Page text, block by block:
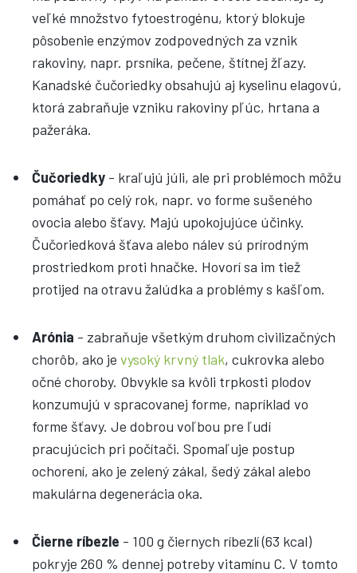
veľké množstvo fytoestrogénu, ktorý blokuje
pôsobenie enzýmov zodpovedných za vznik
rakoviny, napr. prsníka, pečene, štítnej žľazy.
Kanadské čučoriedky obsahujú aj kyselinu elagovú,
ktorá zabraňuje vzniku rakoviny pľúc, hrtana a
pažeráka.
Čučoriedky - kraľujú júli, ale pri problémoch môžu
pomáhať po celý rok, napr. vo forme sušeného
ovocia alebo šťavy. Majú upokojujúce účinky.
Čučoriedková šťava alebo nálev sú prírodným
prostriedkom proti hnačke. Hovorí sa im tiež
protijed na otravu žalúdka a problémy s kašľom.
Arónia - zabraňuje všetkým druhom civilizačných
chorôb, ako je vysoký krvný tlak, cukrovka alebo
očné choroby. Obvykle sa kvôli trpkosti plodov
konzumujú v spracovanej forme, napríklad vo
forme šťavy. Je dobrou voľbou pre ľudí
pracujúcich pri počítači. Spomaľuje postup
ochorení, ako je zelený zákal, šedý zákal alebo
makulárna degenerácia oka.
Čierne ríbezle - 100 g čiernych ríbezlí (63 kcal)
pokryje 260 % ​​dennej potreby vitamínu C. V tomto